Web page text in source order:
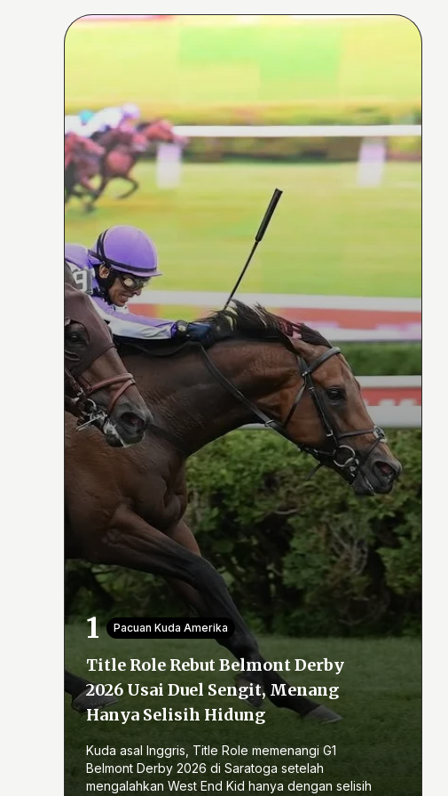
Pacuan Kuda Amerika
Title Role Rebut Belmont Derby
2026 Usai Duel Sengit, Menang
Hanya Selisih Hidung
Kuda asal Inggris, Title Role memenangi G1
Belmont Derby 2026 di Saratoga setelah
mengalahkan West End Kid hanya dengan selisih